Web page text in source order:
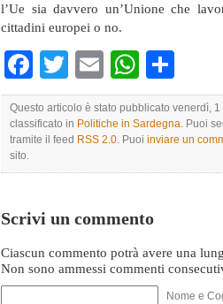
l’Ue sia davvero un’Unione che
cittadini europei o no.
Facebook
TwitterEmail
Questo articolo è stato pubblicato venerdì,
classificato in Politiche in Sardegna. Puoi
tramite il feed RSS 2.0. Puoi inviare un
sito.
Scrivi un commento
Ciascun commento potrà avere una
Non sono ammessi commenti
Nome e